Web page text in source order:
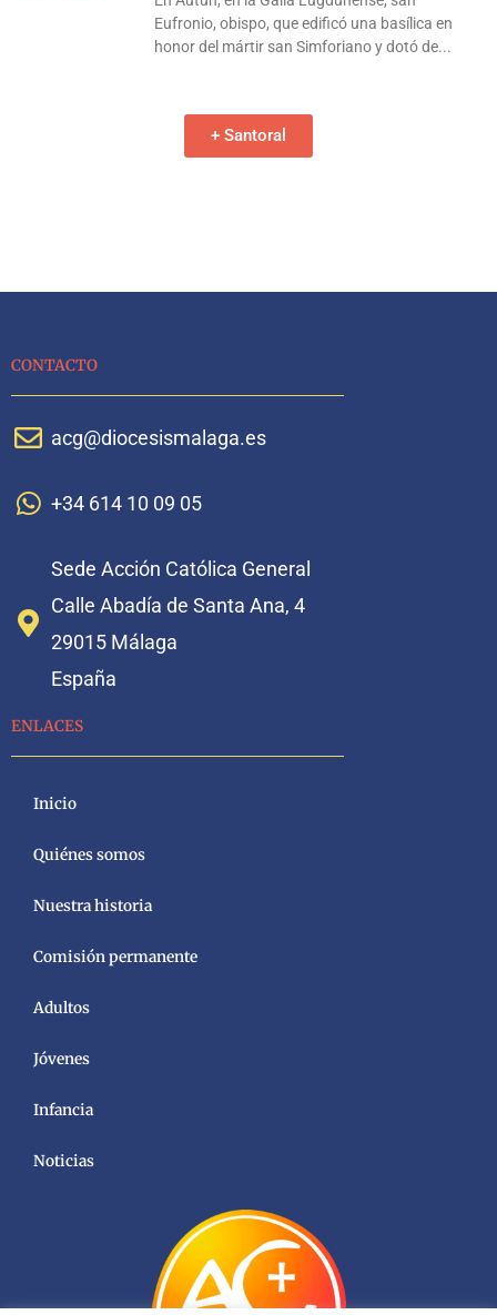
Eufronio, obispo, que edificó una basílica en
honor del mártir san Simforiano y dotó de
+ Santoral
CONTACTO
acg@diocesismalaga.es
+34 614 10 09 05
Sede Acción Católica General
Calle Abadía de Santa Ana, 4
29015 Málaga
España
ENLACES
Inicio
Quiénes somos
Nuestra historia
Comisión permanente
Adultos
Jóvenes
Infancia
Noticias